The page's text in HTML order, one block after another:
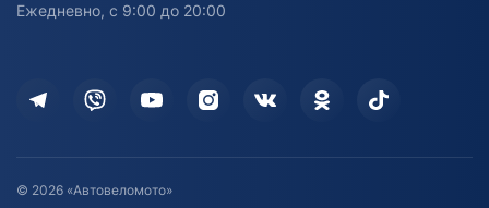
Доставка
Дополнительные услуги
Оставить отзыв
Договор публичной оферты
Здоровье
Ежедневно, с 9:00 до 20:00
© 2026 «Автовеломото»